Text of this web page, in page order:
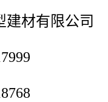
材有限公司